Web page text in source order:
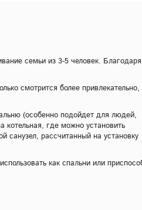
семьи из 3-5 человек. Благодаря
смотрится более привлекательно,
(особенно подойдет для людей,
где можно установить
санузел, рассчитанный на установку
как спальни или